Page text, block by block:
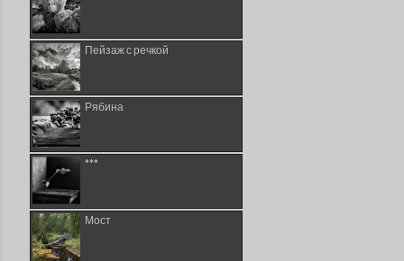
Пейзаж с речкой
Рябина
***
Мост